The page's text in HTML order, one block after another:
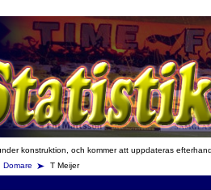
konstruktion, och kommer att uppdateras
Domare T Meijer